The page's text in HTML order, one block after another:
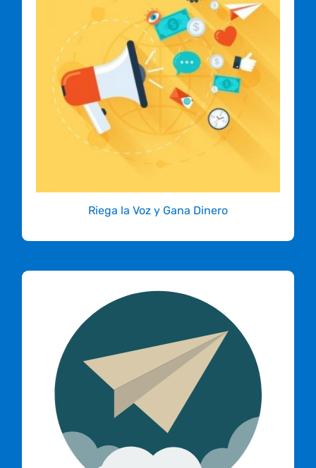
Riega la Voz y Gana Dinero
comienza a ganar dinero
Diseñado para ayudarte a generar ingresos a
cambio de referir nuevos clientes. Si diseñas,
eres webmaster o simplemente alguien que
quiere tener ingresos extra fácilmente,
nuestro programa de afiliados está diseñado
Sitios web, correos,
subdominios, bases de datos,
etc.
No te preocupes por el proceso de migración,
déjalo en nuestras manos. Nos encargamos
de migrar tu sitio, los correos, lo que necesites
a tu hosting con nosotros sin ningún costo